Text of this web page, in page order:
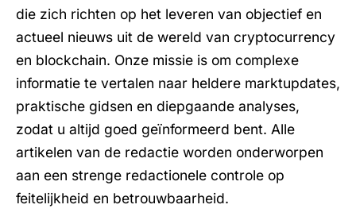
die zich richten op het leveren van objectief en
actueel nieuws uit de wereld van cryptocurrency
en blockchain. Onze missie is om complexe
informatie te vertalen naar heldere marktupdates,
praktische gidsen en diepgaande analyses,
zodat u altijd goed geïnformeerd bent. Alle
artikelen van de redactie worden onderworpen
aan een strenge redactionele controle op
feitelijkheid en betrouwbaarheid.